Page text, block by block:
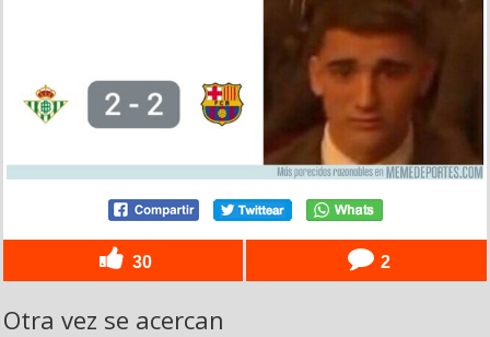
30 2
Otra vez se acercan